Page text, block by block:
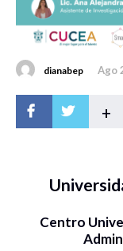
dianabep Ago
+
Centro